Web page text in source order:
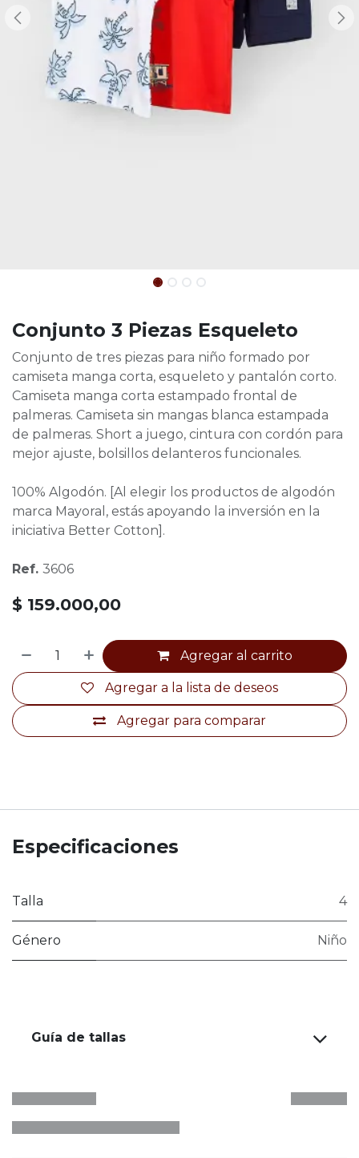
Conjunto 3 Piezas Esqueleto
Conjunto de tres piezas para niño formado por
camiseta manga corta, esqueleto y pantalón corto.
Camiseta manga corta estampado frontal de
palmeras. Camiseta sin mangas blanca estampada
de palmeras. Short a juego, cintura con cordón para
mejor ajuste, bolsillos delanteros funcionales.
100% Algodón. [Al elegir los productos de algodón
marca Mayoral, estás apoyando la inversión en la
iniciativa Better Cotton].
Ref. 3606
$ 159.000,00
Agregar al carrito
Agregar para comparar
Agregar a la lista de deseos
Especificaciones
Talla 4
Género Niño
Guía de tallas